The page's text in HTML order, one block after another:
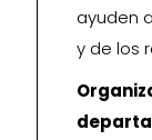
ayuden
y de los